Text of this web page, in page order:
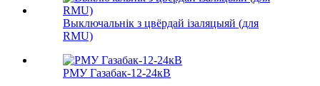
Выключальнік з цвёрдай ізаляцыяй (для
RMU)
РМУ Газабак-12-24кВ